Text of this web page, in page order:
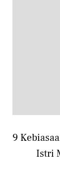
9
Istri